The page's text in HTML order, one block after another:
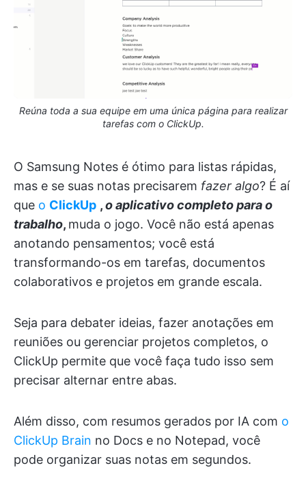
Reúna toda a sua equipe em uma única página para realizar
tarefas com o ClickUp.
O Samsung Notes é ótimo para listas rápidas,
mas e se suas notas precisarem fazer algo? É aí
que o ClickUp ,o aplicativo completo para o
trabalho, muda o jogo. Você não está apenas
anotando pensamentos; você está
transformando-os em tarefas, documentos
colaborativos e projetos em grande escala.
Seja para debater ideias, fazer anotações em
reuniões ou gerenciar projetos completos, o
ClickUp permite que você faça tudo isso sem
precisar alternar entre abas.
Além disso, com resumos gerados por IA com o
ClickUp Brain no Docs e no Notepad, você
pode organizar suas notas em segundos.